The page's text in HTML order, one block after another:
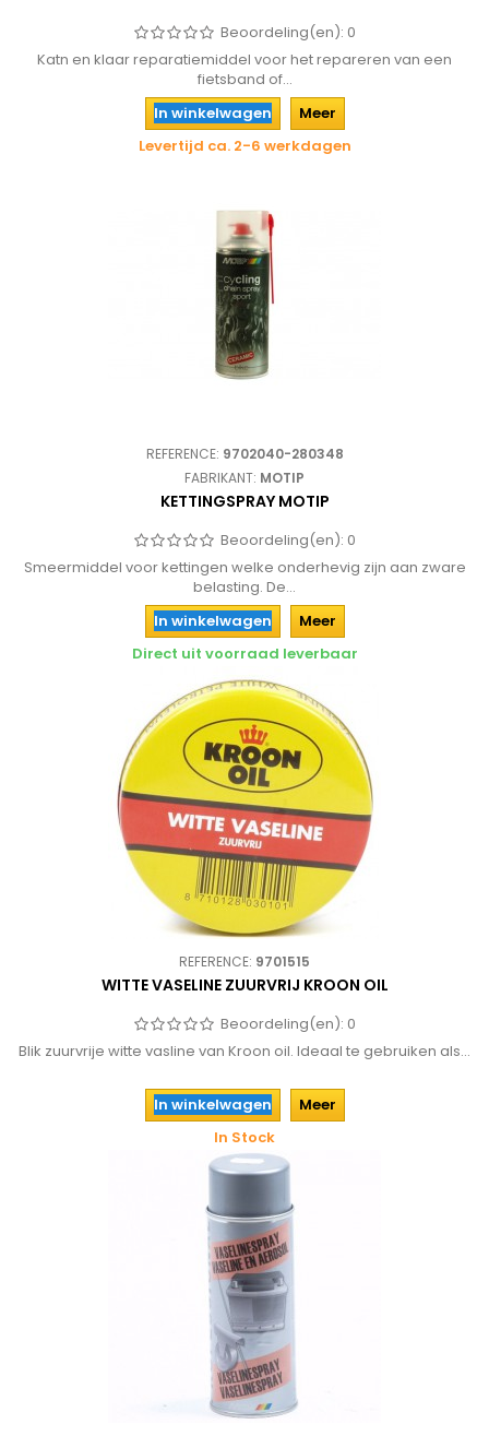
Beoordeling(en): 0
Katn en klaar reparatiemiddel voor het repareren van een
fietsband of...
In winkelwagen
Meer
Levertijd ca. 2-6 werkdagen
REFERENCE: 9702040-280348
FABRIKANT: MOTIP
KETTINGSPRAY MOTIP
Beoordeling(en): 0
Smeermiddel voor kettingen welke onderhevig zijn aan zware
belasting. De...
In winkelwagen
Meer
Direct uit voorraad leverbaar
REFERENCE: 9701515
WITTE VASELINE ZUURVRIJ KROON OIL
Beoordeling(en): 0
Blik zuurvrije witte vasline van Kroon oil. Ideaal te gebruiken als...
In winkelwagen
Meer
In Stock